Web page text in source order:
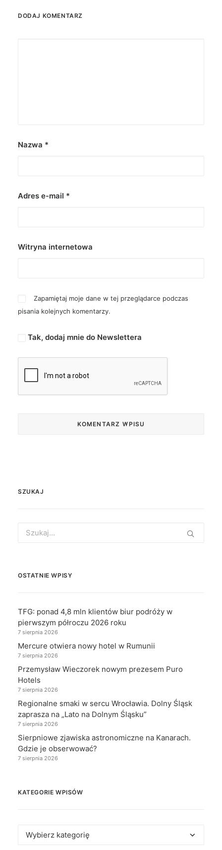
DODAJ KOMENTARZ
Nazwa *
Adres e-mail *
Witryna internetowa
Zapamiętaj moje dane w tej przeglądarce podczas
pisania kolejnych komentarzy.
Tak, dodaj mnie do Newslettera
SZUKAJ
for:
OSTATNIE WPISY
TFG: ponad 4,8 mln klientów biur podróży w
pierwszym półroczu 2026 roku
7 sierpnia 2026
Mercure otwiera nowy hotel w Rumunii
7 sierpnia 2026
Przemysław Wieczorek nowym prezesem Puro
Hotels
7 sierpnia 2026
Regionalne smaki w sercu Wrocławia. Dolny Śląsk
zaprasza na „Lato na Dolnym Śląsku”
7 sierpnia 2026
Sierpniowe zjawiska astronomiczne na Kanarach.
Gdzie je obserwować?
7 sierpnia 2026
KATEGORIE WPISÓW
Kategorie